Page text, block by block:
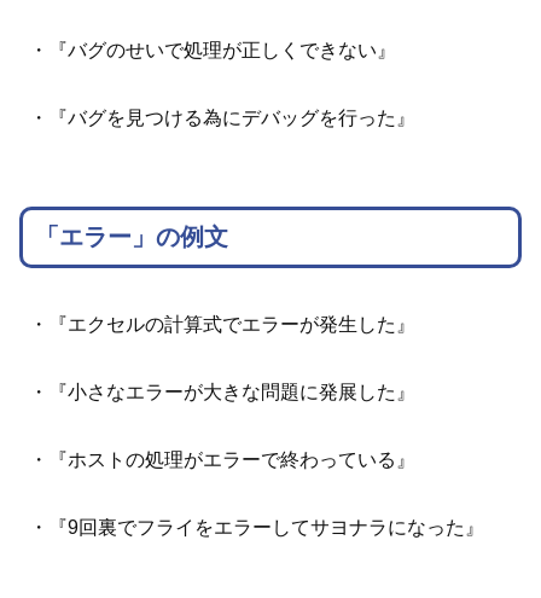
・『バグのせいで処理が正しくできない』
・『バグを見つける為にデバッグを行った』
「エラー」の例文
・『エクセルの計算式でエラーが発生した』
・『小さなエラーが大きな問題に発展した』
・『ホストの処理がエラーで終わっている』
・『9回裏でフライをエラーしてサヨナラになった』